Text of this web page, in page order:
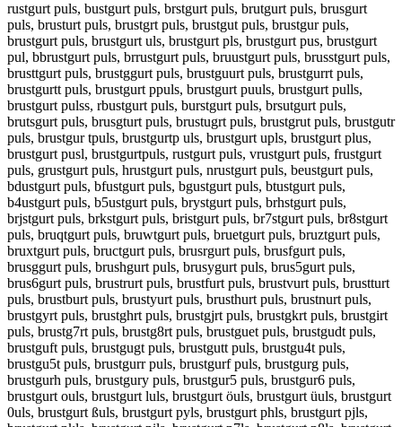
rustgurt puls, bustgurt puls, brstgurt puls, brutgurt puls, brusgurt
puls, brusturt puls, brustgrt puls, brustgut puls, brustgur puls,
brustgurt puls, brustgurt uls, brustgurt pls, brustgurt pus, brustgurt
pul, bbrustgurt puls, brrustgurt puls, bruustgurt puls, brusstgurt puls,
brusttgurt puls, brustggurt puls, brustguurt puls, brustgurrt puls,
brustgurtt puls, brustgurt ppuls, brustgurt puuls, brustgurt pulls,
brustgurt pulss, rbustgurt puls, burstgurt puls, brsutgurt puls,
brutsgurt puls, brusgturt puls, brustugrt puls, brustgrut puls, brustgutr
puls, brustgur tpuls, brustgurtp uls, brustgurt upls, brustgurt plus,
brustgurt pusl, brustgurtpuls, rustgurt puls, vrustgurt puls, frustgurt
puls, grustgurt puls, hrustgurt puls, nrustgurt puls, beustgurt puls,
bdustgurt puls, bfustgurt puls, bgustgurt puls, btustgurt puls,
b4ustgurt puls, b5ustgurt puls, brystgurt puls, brhstgurt puls,
brjstgurt puls, brkstgurt puls, bristgurt puls, br7stgurt puls, br8stgurt
puls, bruqtgurt puls, bruwtgurt puls, bruetgurt puls, bruztgurt puls,
bruxtgurt puls, bructgurt puls, brusrgurt puls, brusfgurt puls,
brusggurt puls, brushgurt puls, brusygurt puls, brus5gurt puls,
brus6gurt puls, brustrurt puls, brustfurt puls, brustvurt puls, brustturt
puls, brustburt puls, brustyurt puls, brusthurt puls, brustnurt puls,
brustgyrt puls, brustghrt puls, brustgjrt puls, brustgkrt puls, brustgirt
puls, brustg7rt puls, brustg8rt puls, brustguet puls, brustgudt puls,
brustguft puls, brustgugt puls, brustgutt puls, brustgu4t puls,
brustgu5t puls, brustgurr puls, brustgurf puls, brustgurg puls,
brustgurh puls, brustgury puls, brustgur5 puls, brustgur6 puls,
brustgurt ouls, brustgurt luls, brustgurt öuls, brustgurt üuls, brustgurt
0uls, brustgurt ßuls, brustgurt pyls, brustgurt phls, brustgurt pjls,